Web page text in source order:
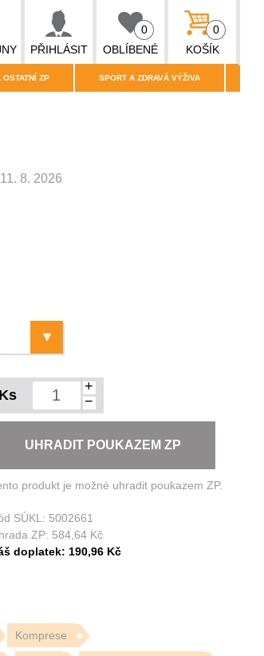
PŘIHLÁSIT OBLÍBENÉ
0
KOŠÍK
0
ZP SPORT A ZDRAVÁ VÝŽIVA
8. 2026
Ks
+
−
UHRADIT POUKAZEM ZP
produkt je možné uhradit poukazem ZP.
SÚKL: 5002661
ZP: 584,64 Kč
doplatek: 190,96 Kč
Komprese